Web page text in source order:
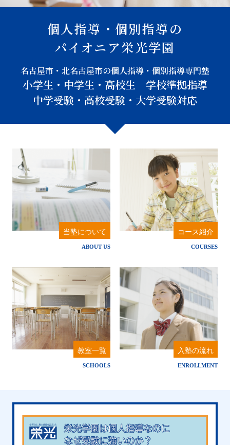
個人指導・個別指導の
パイオニア栄光学園
名古屋市・北名古屋市の個人指導・個別指導専門塾
小学生・中学生・高校生 学校準拠指導
中学受験・高校受験・大学受験対応
当塾について
ABOUT US
コース紹介
COURSES
教室一覧
SCHOOLS
入塾の流れ
ENROLLMENT